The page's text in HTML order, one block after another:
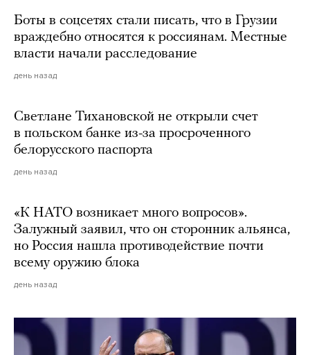
Боты в соцсетях стали писать, что в Грузии
враждебно относятся к россиянам. Местные
власти начали расследование
день назад
Светлане Тихановской не открыли счет
в польском банке из-за просроченного
белорусского паспорта
день назад
«К НАТО возникает много вопросов».
Залужный заявил, что он сторонник альянса,
но Россия нашла противодействие почти
всему оружию блока
день назад